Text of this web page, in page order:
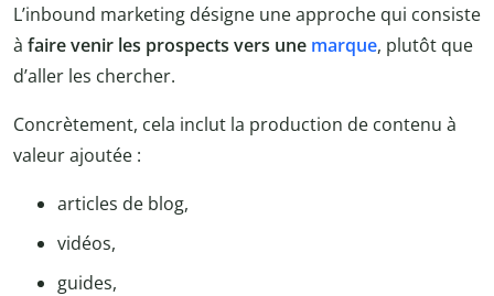
L’inbound marketing désigne une approche qui consiste
à faire venir les prospects vers une marque, plutôt que
d’aller les chercher.
Concrètement, cela inclut la production de contenu à
valeur ajoutée :
articles de blog,
vidéos,
guides,